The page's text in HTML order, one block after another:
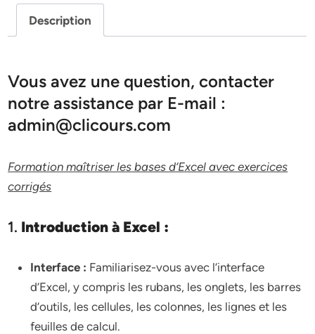
Description
Vous avez une question, contacter
notre assistance par E-mail :
admin@clicours.com
Formation maîtriser les bases d’Excel avec exercices
corrigés
1. Introduction à Excel :
Interface : Familiarisez-vous avec l’interface
d’Excel, y compris les rubans, les onglets, les barres
d’outils, les cellules, les colonnes, les lignes et les
feuilles de calcul.